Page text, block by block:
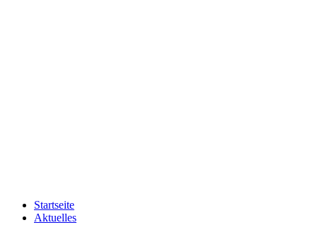
Startseite
Aktuelles